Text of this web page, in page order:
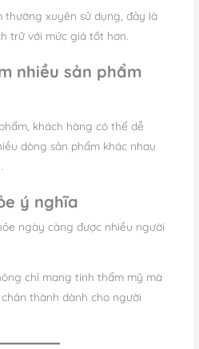
thường xuyên sử dụng, đây là
trữ với mức giá tốt hơn.
nhiều sản phẩm
khách hàng có thể dễ
dòng sản phẩm khác nhau
ý nghĩa
ngày càng được nhiều người
chỉ mang tính thẩm mỹ mà
thành dành cho người